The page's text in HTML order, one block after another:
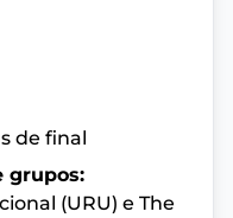
de final
grupos:
(URU) e The